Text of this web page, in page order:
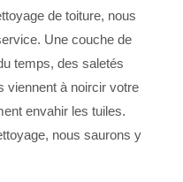
de toiture, nous
Une couche de
temps, des saletés
viennent à noircir votre
envahir les tuiles.
nous saurons y